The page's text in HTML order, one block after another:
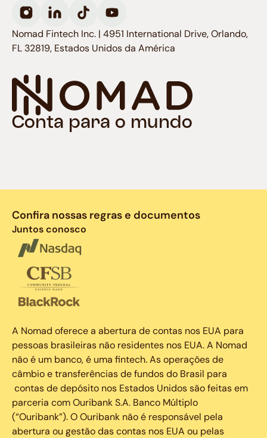
Conta para o mundo
Nomad Fintech Inc. | 4951 International Drive, Orlando,
FL 32819, Estados Unidos da América
Confira nossas regras e documentos
Juntos conosco
A Nomad oferece a abertura de contas nos EUA para
pessoas brasileiras não residentes nos EUA. A Nomad
não é um banco, é uma fintech. As operações de
câmbio e transferências de fundos do Brasil para
contas de depósito nos Estados Unidos são feitas em
parceria com Ouribank S.A. Banco Múltiplo
(“Ouribank”). O Ouribank não é responsável pela
abertura ou gestão das contas nos EUA ou pelas